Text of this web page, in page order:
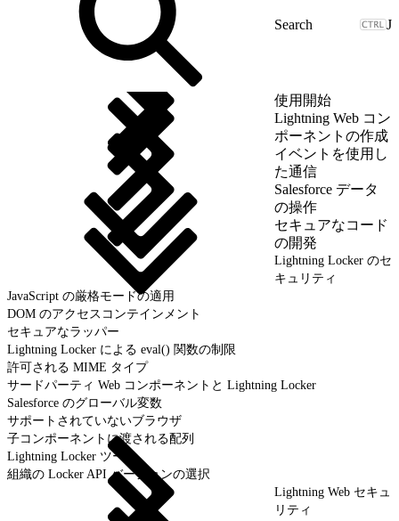
J
使用開始
Lightning Web コン
ポーネントの作成
イベントを使用し
た通信
Salesforce データ
の操作
セキュアなコード
の開発
Lightning Locker のセ
キュリティ
JavaScript の厳格モードの適用
DOM のアクセスコンテインメント
セキュアなラッパー
Lightning Locker による eval() 関数の制限
許可される MIME タイプ
サードパーティ Web コンポーネントと Lightning Locker
Salesforce のグローバル変数
サポートされていないブラウザ
子コンポーネントに渡される配列
Lightning Locker ツール
組織の Locker API バージョンの選択
Lightning Web セキュ
リティ